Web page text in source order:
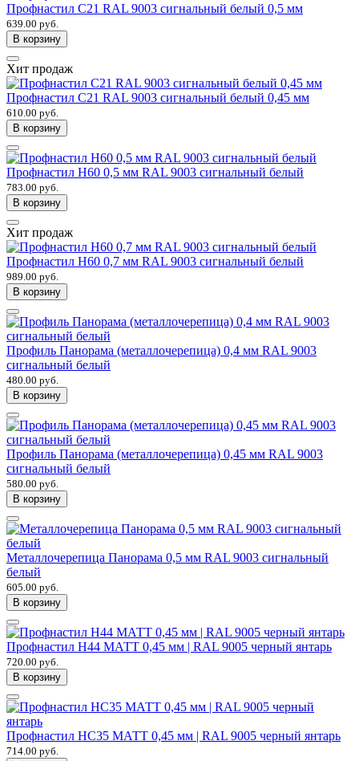
Профнастил С21 RAL 9003 сигнальный белый 0,5 мм
639.00 руб.
В корзину
Хит продаж
Профнастил С21 RAL 9003 сигнальный белый 0,45 мм
610.00 руб.
В корзину
Профнастил Н60 0,5 мм RAL 9003 сигнальный белый
783.00 руб.
В корзину
Хит продаж
Профнастил Н60 0,7 мм RAL 9003 сигнальный белый
989.00 руб.
В корзину
Профиль Панорама (металлочерепица) 0,4 мм RAL 9003
сигнальный белый
480.00 руб.
В корзину
Профиль Панорама (металлочерепица) 0,45 мм RAL 9003
сигнальный белый
580.00 руб.
В корзину
Металлочерепица Панорама 0,5 мм RAL 9003 сигнальный
белый
605.00 руб.
В корзину
Профнастил Н44 МАТТ 0,45 мм | RAL 9005 черный янтарь
720.00 руб.
В корзину
Профнастил НС35 МАТТ 0,45 мм | RAL 9005 черный янтарь
714.00 руб.